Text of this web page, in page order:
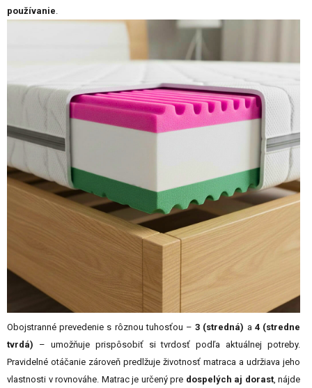
používanie.
Obojstranné prevedenie s rôznou tuhosťou – 3 (stredná) a4 (stredne
tvrdá) – umožňuje prispôsobiť si tvrdosť podľa aktuálnej potreby.
Pravidelné otáčanie zároveň predlžuje životnosť matraca a udržiava jeho
vlastnosti v rovnováhe. Matrac je určený pre dospelých aj dorast, nájde